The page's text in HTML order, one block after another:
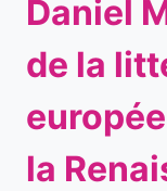
Daniel
de la
la